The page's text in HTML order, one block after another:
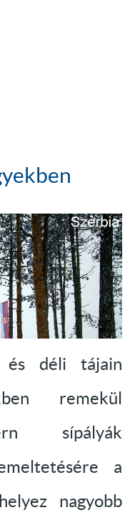
és déli tájain
remekül
sípályák
a
nagyobb